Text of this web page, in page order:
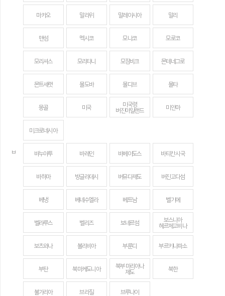
마카오 말라위 말레이시아 말리
맨섬 멕시코 모나코 모로코
모리셔스 모리타니 모잠비크 몬테네그로
몬트세랫 몰도바 몰디브 몰타
몽골 미국
미국령
버진아일랜드
미얀마
미크로네시아
ㅂ 바누아투 바레인 바베이도스 바티칸 시국
바하마 방글라데시 버뮤다제도 버진고다섬
베냉 베네수엘라 베트남 벨기에
벨라루스 벨리즈 보네르섬
보스니아
헤르체고비나
보츠와나 볼리비아 부룬디 부르키나파소
부탄 북마케도니아
북부 마리아나
제도
북한
불가리아 브라질 브루나이